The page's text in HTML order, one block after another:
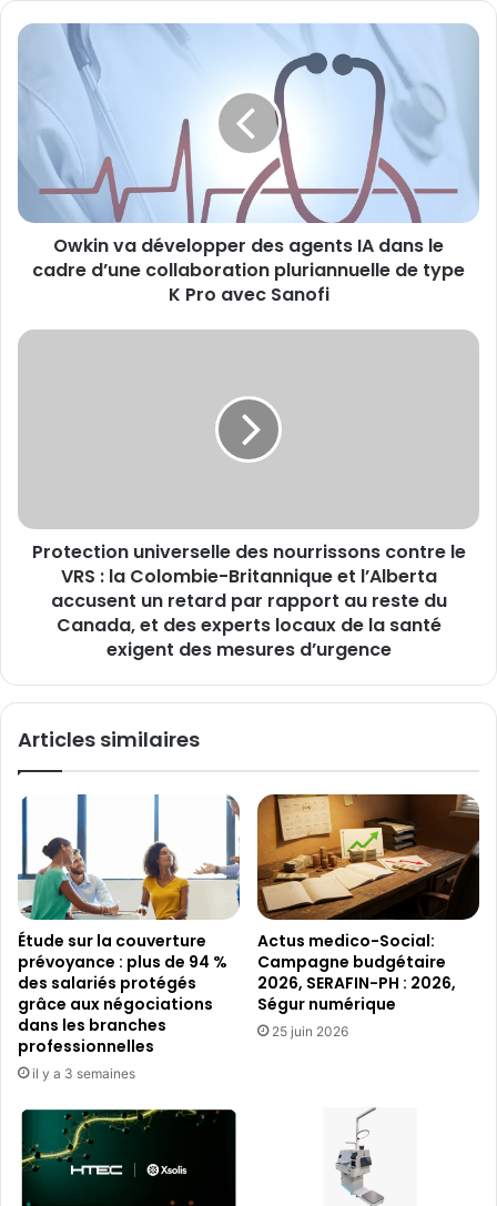
Owkin
développer
des
agents
dans
cadre
collaboration
type
Owkin va développer des agents IA dans le
cadre d’une collaboration pluriannuelle de type
K Pro avec Sanofi
Protection
la
Colombie-
Britannique
l’Alberta
retard
rapport
du
des
experts
locaux
de
la
santé
exigent
mesures
d’urgence
Protection universelle des nourrissons contre le
VRS : la Colombie-Britannique et l’Alberta
accusent un retard par rapport au reste du
Canada, et des experts locaux de la santé
exigent des mesures d’urgence
Articles similaires
Étude sur la couverture
prévoyance : plus de 94 %
des salariés protégés
grâce aux négociations
dans les branches
professionnelles
il y a 3 semaines
Actus medico-Social:
Campagne budgétaire
2026, SERAFIN-PH : 2026,
Ségur numérique
25 juin 2026